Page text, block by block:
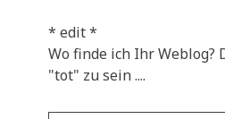
* edit *
Wo fin­de ich Ihr Web­log?
"tot" zu sein ....